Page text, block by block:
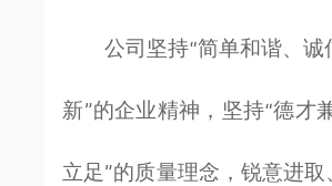
公司坚持“简单和谐、
新”的企业精神，坚持“德才
立足”的质量理念，锐意进